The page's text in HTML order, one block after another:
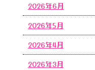
2026年6月
2026年5月
2026年4月
2026年3月